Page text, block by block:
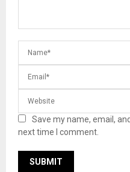
Save my name, email,
next time I comment.